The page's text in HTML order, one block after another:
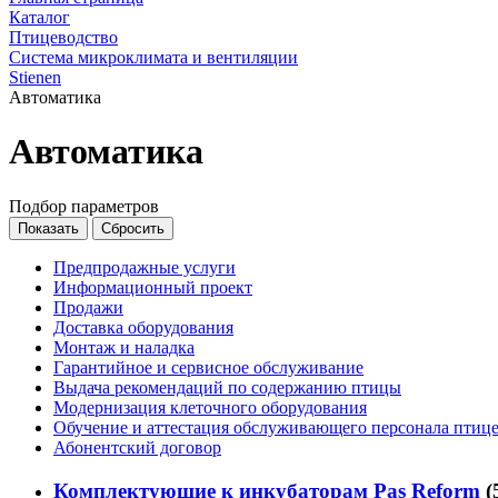
Каталог
Птицеводство
Система микроклимата и вентиляции
Stienen
Автоматика
Автоматика
Подбор параметров
Предпродажные услуги
Информационный проект
Продажи
Доставка оборудования
Монтаж и наладка
Гарантийное и сервисное обслуживание
Выдача рекомендаций по содержанию птицы
Модернизация клеточного оборудования
Обучение и аттестация обслуживающего персонала
Абонентский договор
Комплектующие к инкубаторам Pas Reform